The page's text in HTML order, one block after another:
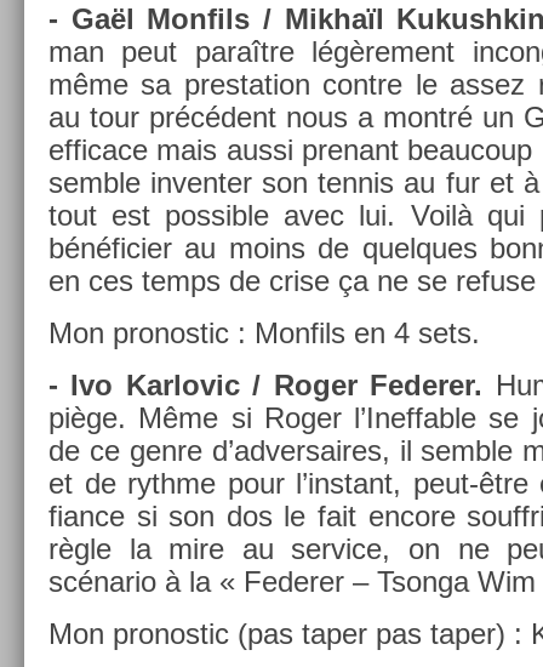
- Gaël Mon­fils / Mikhaïl
man peut paraître légère­ment
même sa pre­sta­tion con­tre le assez
au tour précédent nous a montré un
ef­ficace mais aussi pre­nant
semble in­vent­er son ten­nis au fur et
tout est pos­sible avec lui. Voilà qui
bénéfici­er au moins de quel­ques
en ces temps de crise ça ne se
Mon pro­nos­tic : Mon­fils en 4 sets.
- Ivo Kar­lovic / Roger Feder­er.
piège. Même si Roger l’Ineff­able se
de ce genre d’ad­versaires, il semble
et de rythme pour l’instant, peut-
fian­ce si son dos le fait en­core
règle la mire au ser­vice, on ne
scénario à la « Feder­er – Tson­ga
Mon pro­nos­tic (pas taper pas taper) :